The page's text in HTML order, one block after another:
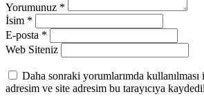
Yorumunuz *
İsim *
E-posta *
Web Siteniz
Daha sonraki yorumlarımda kullanılması
adresim ve site adresim bu tarayıcıya